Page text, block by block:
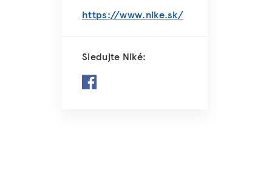
https://www.nike.sk/
Sledujte Niké: